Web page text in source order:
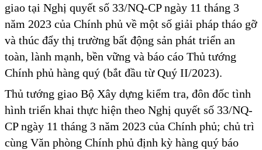
giao tại Nghị quyết số 33/NQ-CP ngày 11 tháng 3
năm 2023 của Chính phủ về một số giải pháp tháo gỡ
và thúc đẩy thị trường bất động sản phát triển an
toàn, lành mạnh, bền vững và báo cáo Thủ tướng
Chính phủ hàng quý (bắt đầu từ Quý II/2023).
Thủ tướng giao Bộ Xây dựng kiểm tra, đôn đốc tình
hình triển khai thực hiện theo Nghị quyết số 33/NQ-
CP ngày 11 tháng 3 năm 2023 của Chính phủ; chủ trì
cùng Văn phòng Chính phủ định kỳ hàng quý báo